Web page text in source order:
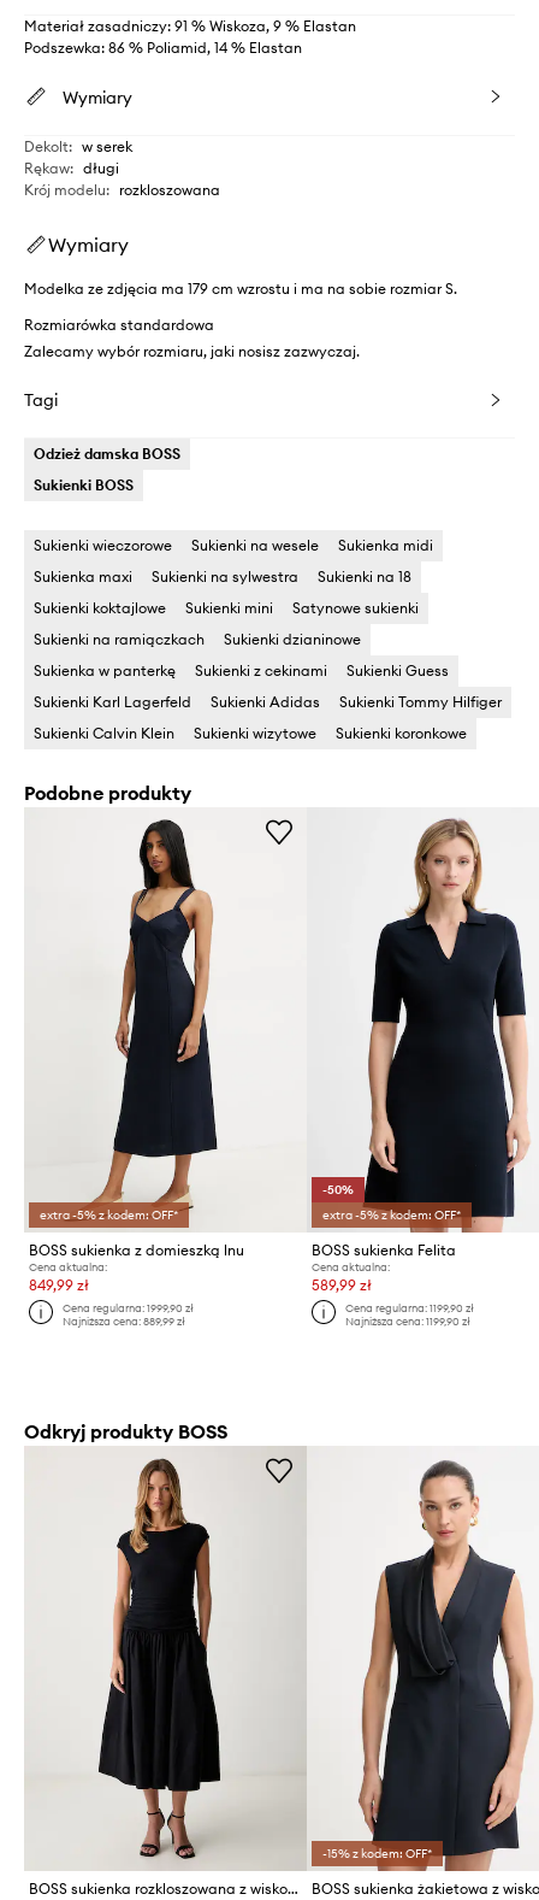
Materiał zasadniczy: 91 % Wiskoza, 9 % Elastan
Podszewka: 86 % Poliamid, 14 % Elastan
Wymiary
Dekolt: w serek
Rękaw: długi
Krój modelu: rozkloszowana
Wymiary
Modelka ze zdjęcia ma 179 cm wzrostu i ma na sobie rozmiar S.
Rozmiarówka standardowa
Zalecamy wybór rozmiaru, jaki nosisz zazwyczaj.
Tagi
Odzież damska BOSS
Sukienki BOSS
Sukienki wieczorowe Sukienki na wesele
Sukienka midi
Sukienka maxi
Sukienki na sylwestra
Sukienki na 18
Sukienki koktajlowe
Sukienki mini
Satynowe sukienki
Sukienki na ramiączkach
Sukienki dzianinowe
Sukienka w panterkę
Sukienki z cekinami
Sukienki Guess
Sukienki Karl Lagerfeld
Sukienki Adidas
Sukienki Tommy Hilfiger
Sukienki Calvin Klein
Sukienki wizytowe Sukienki koronkowe
Podobne produkty
extra -5% z kodem: OFF*
BOSS sukienka z domieszką lnu
Cena aktualna:
849,99 zł
Cena regularna:1999,90 zł
Najniższa cena:889,99 zł
-50%
extra -5% z kodem: OFF*
BOSS sukienka Felita
Cena aktualna:
589,99 zł
Cena regularna: 1199,90 zł
Najniższa cena: 1199,90 zł
Odkryj produkty BOSS
BOSS sukienka rozkloszowana z wiskozą Estruci
-15% z kodem: OFF*